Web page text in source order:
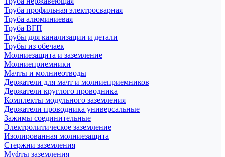
Труба профильная электросварная
Труба алюминиевая
Труба ВГП
Трубы для канализации и детали
Трубы из обечаек
Молниезащита и заземление
Молниеприемники
Мачты и молниеотводы
Держатели для мачт и молниеприемников
Держатели круглого проводника
Комплекты модульного заземления
Держатели проводника универсальные
Зажимы соединительные
Электролитическое заземление
Изолированная молниезащита
Стержни заземления
Муфты заземления